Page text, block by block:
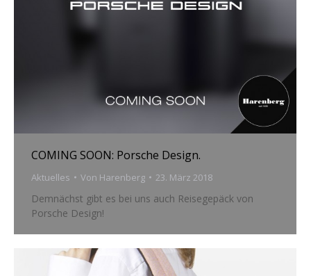
COMING SOON: Porsche Design.
Aktuelles Von Harenberg 23. März 2018
Demnächst gibt es bei uns auch Reisegepäck von
Porsche Design!